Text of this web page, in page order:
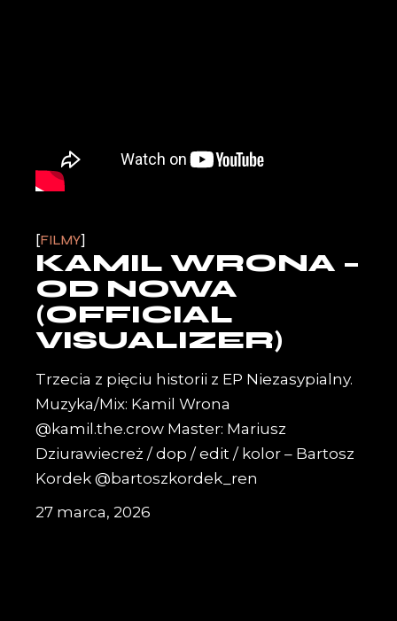
FILMY
KAMIL WRONA –
OD NOWA
(OFFICIAL
VISUALIZER)
Trzecia z pięciu historii z EP Niezasypialny.
Muzyka/Mix: Kamil Wrona
@kamil.the.crow Master: Mariusz
Dziurawiecreż / dop / edit / kolor – Bartosz
Kordek @bartoszkordek_ren
27 marca, 2026